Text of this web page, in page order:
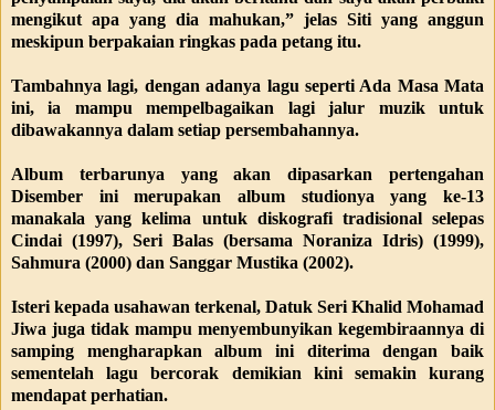
mengikut apa yang dia mahukan,” jelas Siti yang anggun
meskipun berpakaian ringkas pada petang itu.
Tambahnya lagi, dengan adanya lagu seperti Ada Masa Mata
ini, ia mampu mempelbagaikan lagi jalur muzik untuk
dibawakannya dalam setiap persembahannya.
Album terbarunya yang akan dipasarkan pertengahan
Disember ini merupakan album studionya yang ke-13
manakala yang kelima untuk diskografi tradisional selepas
Cindai (1997), Seri Balas (bersama Noraniza Idris) (1999),
Sahmura (2000) dan Sanggar Mustika (2002).
Isteri kepada usahawan terkenal, Datuk Seri Khalid Mohamad
Jiwa juga tidak mampu menyembunyikan kegembiraannya di
samping mengharapkan album ini diterima dengan baik
sementelah lagu bercorak demikian kini semakin kurang
mendapat perhatian.